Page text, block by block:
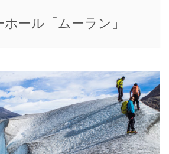
ール「ムーラン」